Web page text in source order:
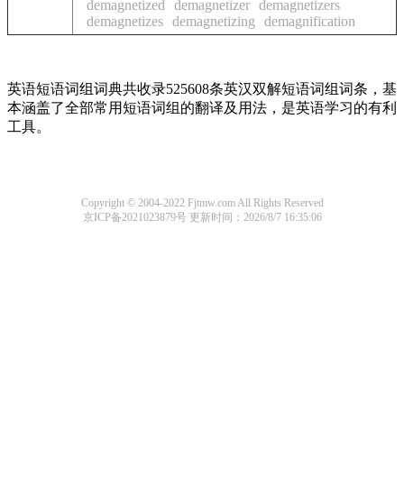
demagnetized
demagnetizer demagnetizers
demagnetizes demagnetizing demagnification
英语短语词组词典共收录525608条英汉双解短语词组词条，基
本涵盖了全部常用短语词组的翻译及用法，是英语学习的有利
工具。
Copyright © 2004-2022 Fjtmw.com All Rights Reserved
京ICP备2021023879号 更新时间：2026/8/7 16:35:06